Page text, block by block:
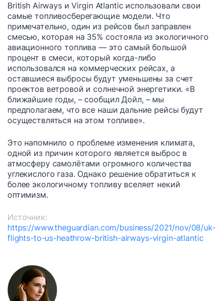
British Airways и Virgin Atlantic использовали свои
самые топливосберегающие модели. Что
примечательно, один из рейсов был заправлен
смесью, которая на 35% состояла из экологичного
авиационного топлива — это самый большой
процент в смеси, который когда-либо
использовался на коммерческих рейсах, а
оставшиеся выбросы будут уменьшены за счет
проектов ветровой и солнечной энергетики. «В
ближайшие годы, – сообщил Дойл, – мы
предполагаем, что все наши дальние рейсы будут
осуществляться на этом топливе».
Это напомнило о проблеме изменения климата,
одной из причин которого является выброс в
атмосферу самолётами огромного количества
углекислого газа. Однако решение обратиться к
более экологичному топливу вселяет некий
оптимизм.
Источник:
https://www.theguardian.com/business/2021/nov/08/uk-
flights-to-us-heathrow-british-airways-virgin-atlantic